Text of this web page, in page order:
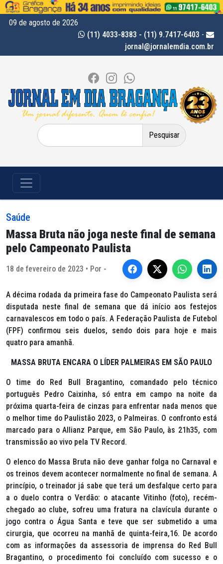
09 de agosto de 2026
(11) 4033-8383 - (11) 9.7417-6403 -
jornal@jornalemdia.com.br
Pesquisar
por:
Saúde
Massa Bruta não joga neste final de semana
pelo Campeonato Paulista
18 de fevereiro de 2023 • Por -
A décima rodada da primeira fase do Campeonato Paulista será
disputada neste final de semana que dá início aos festejos
carnavalescos em todo o país. A Federação Paulista de Futebol
(FPF) confirmou seis duelos, sendo dois para hoje e mais
quatro para amanhã.
MASSA BRUTA ENCARA O LÍDER PALMEIRAS EM SÃO PAULO
O time do Red Bull Bragantino, comandado pelo técnico
português Pedro Caixinha, só entra em campo na noite da
próxima quarta-feira de cinzas para enfrentar nada menos que
o melhor time do Paulistão 2023, o Palmeiras. O confronto está
marcado para o Allianz Parque, em São Paulo, às 21h35, com
transmissão ao vivo pela TV Record.
O elenco do Massa Bruta não deve ganhar folga no Carnaval e
os treinos devem acontecer normalmente no final de semana. A
princípio, o treinador já sabe que terá um desfalque certo para
a o duelo contra o Verdão: o atacante Vitinho (foto), recém-
chegado ao clube, sofreu uma fratura na clavícula durante o
jogo contra o Água Santa e teve que ser submetido a uma
cirurgia, que ocorreu na manhã de quinta-feira,16. De acordo
com as informações da assessoria de imprensa do Red Bull
Bragantino, o procedimento foi concluído com sucesso e o